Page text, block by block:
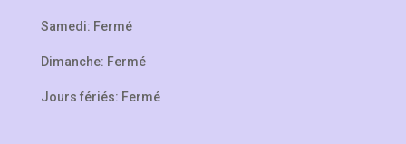
Samedi: Fermé
Dimanche: Fermé
Jours fériés: Fermé